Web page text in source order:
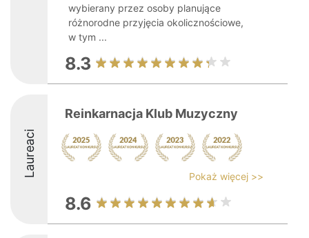
wybierany przez osoby planujące
różnorodne przyjęcia okolicznościowe,
w tym ...
8.3
Laureaci
Reinkarnacja Klub Muzyczny
Pokaż więcej >>
8.6